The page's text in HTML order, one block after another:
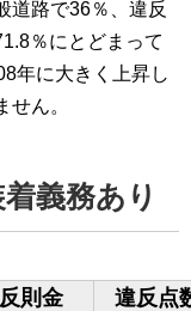
道路で36％、違反
％にとどまって
年に大きく上昇し
ん。
義務あり
反則金
違反点